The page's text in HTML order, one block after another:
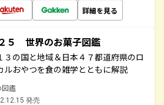
詳細を見る
５ 世界のお菓子図鑑
３の国と地域＆日本４７都道府県のロ
ルおやつを食の雑学とともに解説
図鑑
発売